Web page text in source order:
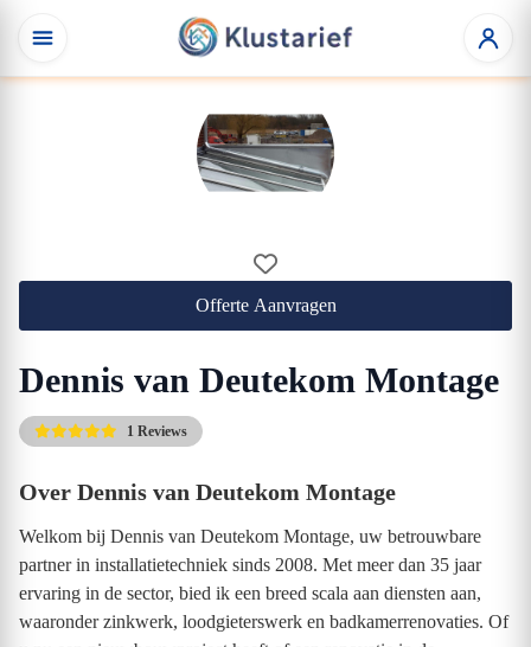
Offerte Aanvragen
Dennis van Deutekom Montage
1 Reviews
Over Dennis van Deutekom Montage
Welkom bij Dennis van Deutekom Montage, uw betrouwbare
partner in installatietechniek sinds 2008. Met meer dan 35 jaar
ervaring in de sector, bied ik een breed scala aan diensten aan,
waaronder zinkwerk, loodgieterswerk en badkamerrenovaties. Of